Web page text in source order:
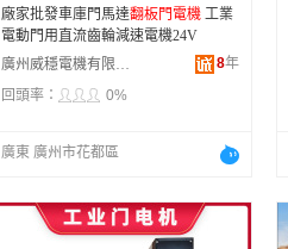
廠家批發車庫門馬達翻板門電機 工業
電動門用直流齒輪減速電機24V
廣州威穩電機有限公司
8年
回頭率：
0%
廣東 廣州市花都區